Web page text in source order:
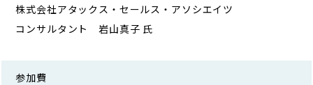
株式会社アタックス・セールス・アソシエイツ
コンサルタント 岩山真子 氏
参加費